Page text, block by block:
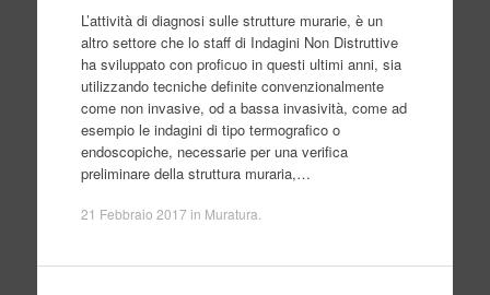
L’attività di diagnosi sulle strutture murarie, è un
altro settore che lo staff di Indagini Non Distruttive
ha sviluppato con proficuo in questi ultimi anni, sia
utilizzando tecniche definite convenzionalmente
come non invasive, od a bassa invasività, come ad
esempio le indagini di tipo termografico o
endoscopiche, necessarie per una verifica
preliminare della struttura muraria,…
21 Febbraio 2017 in Muratura